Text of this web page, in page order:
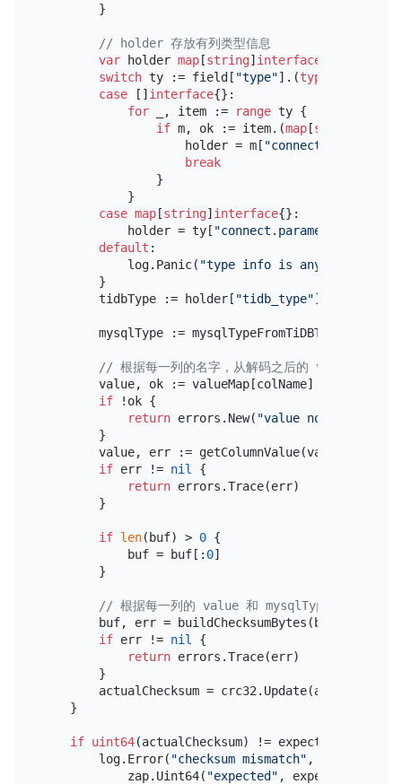
        }
// holder 存放有列类型信息
var holder map[string] interface
switch ty := field[ "type"].(type
case [] interface{}:
for _, item := range ty {
if m, ok := item.(map[string
                    holder = m[
break
                }
            }
case map[string] interface{}:
            holder = ty[
"connect.parameters"
default :
            log.Panic(
"type info is anything else"
        }
        tidbType := holder[
"tidb_type"].(
mysqlType :=
// 根据每一列的名字，从解码之后的 value map 里
        value, ok := valueMap[colName]
if !ok {
return errors.New( "value not found"
        }
value, err := getColumnValue(value,
if err != nil
{
return errors.Trace(err)
        }
if len(buf) > 0 {
            buf = buf[:
0]
        }
// 根据每一列的 value 和 mysqlType，生成用于
buf, err = buildChecksumBytes(buf, value,
if err != nil
{
return errors.Trace(err)
        }
actualChecksum =
    }
if uint64(actualChecksum) != expectedChecksum
        log.Error(
"checksum mismatch" ,
            zap.Uint64(
"expected" ,